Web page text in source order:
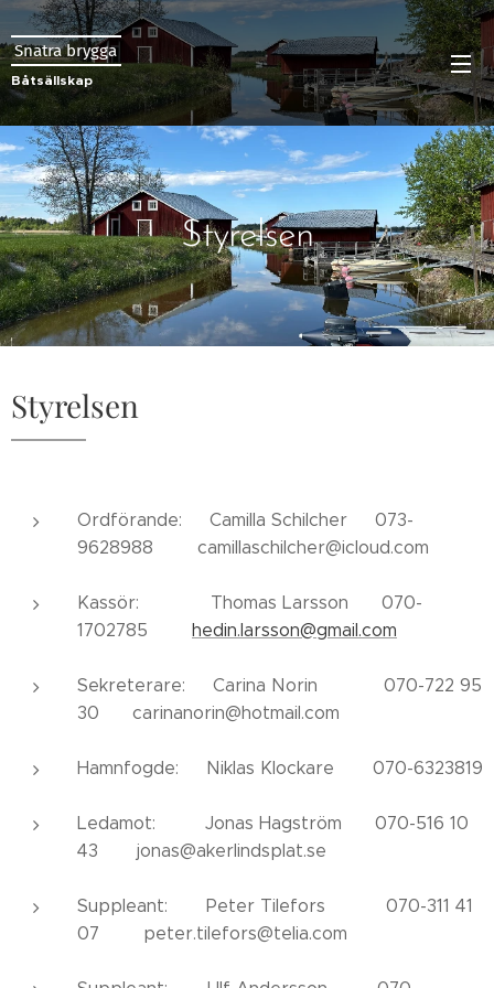
Snatra brygga
Båtsällskap
Styrelsen
Styrelsen
Ordförande: Camilla Schilcher 073-
9628988 camillaschilcher@icloud.com
Kassör: Thomas Larsson 070-
1702785 hedin.larsson@gmail.com
Sekreterare: Carina Norin 070-722 95
30 carinanorin@hotmail.com
Hamnfogde: Niklas Klockare 070-6323819
Ledamot: Jonas Hagström 070-516 10
43 jonas@akerlindsplat.se
Suppleant: Peter Tilefors 070-311 41
07 peter.tilefors@telia.com